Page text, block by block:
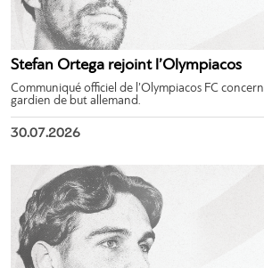
Stefan Ortega rejoint l’Olympiacos
Communiqué officiel de l’Olympiacos FC
gardien de but allemand.
30.07.2026